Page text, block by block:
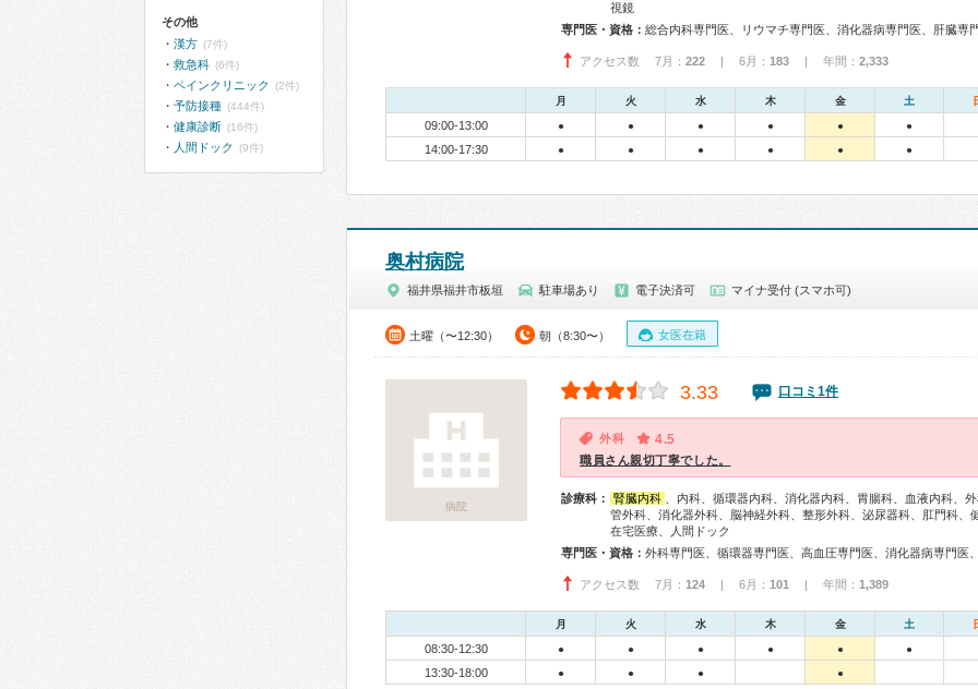
視鏡
専門医・資格：
アクセス数 7月： 222 | 6月： 183 | 年間： 2,333
月 火 水 木 金 土
09:00-13:00 ● ● ● ● ● ●
14:00-17:30 ● ● ● ● ● ●
奥村病院
福井県福井市板垣 駐車場あり 電子決済可 マイナ受付 (スマホ可)
土曜（〜12:30） 朝（8:30〜） 女医在籍
病院
3.33 口コミ1件
外科 4.5
職員さん親切丁寧でした。
診療科： 腎臓内科
、内科、循環器内科、消化器内科、胃腸科、血液内科、
管外科、消化器外科、脳神経外科、整形外科、泌尿器科、肛門科、
在宅医療、人間ドック
専門医・資格：
アクセス数 7月： 124 | 6月： 101 | 年間： 1,389
月 火 水 木 金 土
08:30-12:30 ● ● ● ● ● ●
13:30-18:00 ● ● ● ●
その他
漢方 (7件)
救急科 (6件)
ペインクリニック (2件)
予防接種 (444件)
健康診断 (16件)
人間ドック (9件)